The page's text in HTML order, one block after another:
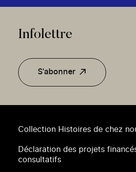
Collection Histoires de chez
Déclaration des projets
consultatifs
Infolettre
S'abonner